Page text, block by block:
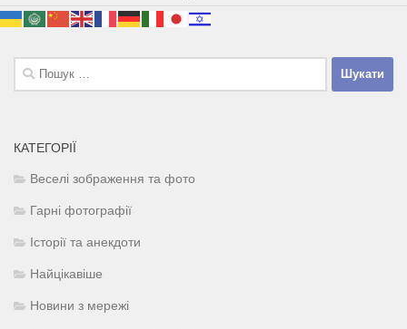
Пошук:
КАТЕГОРІЇ
Веселі зображення та фото
Гарні фотографії
Історії та анекдоти
Найцікавіше
Новини з мережі